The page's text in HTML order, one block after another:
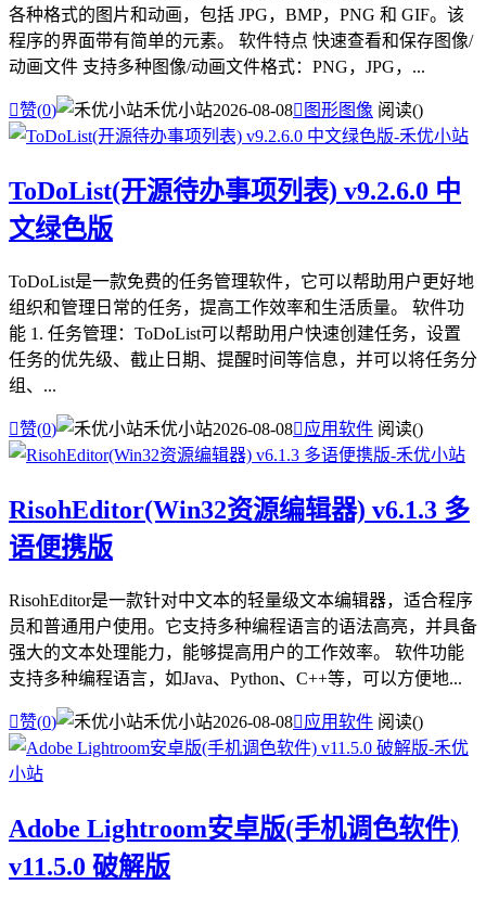
各种格式的图片和动画，包括 JPG，BMP，PNG 和 GIF。该
程序的界面带有简单的元素。 软件特点 快速查看和保存图像/
动画文件 支持多种图像/动画文件格式：PNG，JPG，...
赞(0) 禾优小站2026-08-08 图形图像 阅读()
ToDoList(开源待办事项列表) v9.2.6.0 中
文绿色版
ToDoList是一款免费的任务管理软件，它可以帮助用户更好地
组织和管理日常的任务，提高工作效率和生活质量。 软件功
能 1. 任务管理：ToDoList可以帮助用户快速创建任务，设置
任务的优先级、截止日期、提醒时间等信息，并可以将任务分
组、...
赞(0) 禾优小站2026-08-08应用软件 阅读()
RisohEditor(Win32资源编辑器) v6.1.3 多
语便携版
RisohEditor是一款针对中文本的轻量级文本编辑器，适合程序
员和普通用户使用。它支持多种编程语言的语法高亮，并具备
强大的文本处理能力，能够提高用户的工作效率。 软件功能
支持多种编程语言，如Java、Python、C++等，可以方便地...
赞(0) 禾优小站2026-08-08应用软件 阅读()
Adobe Lightroom安卓版(手机调色软件)
v11.5.0 破解版